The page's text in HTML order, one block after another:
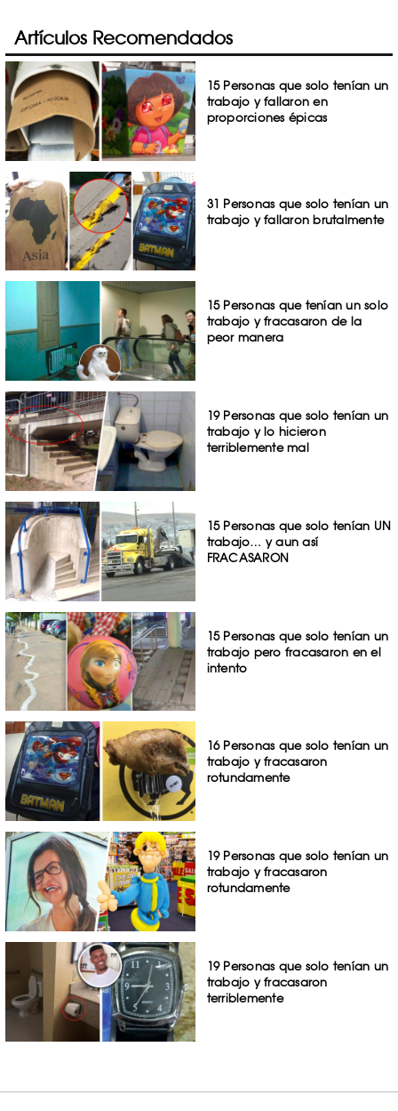
Artículos Recomendados
15 Personas que solo tenían un
trabajo y fallaron en
proporciones épicas
31 Personas que solo tenían un
trabajo y fallaron brutalmente
15 Personas que tenían un solo
trabajo y fracasaron de la
peor manera
19 Personas que solo tenían un
trabajo y lo hicieron
terriblemente mal
15 Personas que solo tenían UN
trabajo… y aun así
FRACASARON
15 Personas que solo tenían un
trabajo pero fracasaron en el
intento
16 Personas que solo tenían un
trabajo y fracasaron
rotundamente
19 Personas que solo tenían un
trabajo y fracasaron
rotundamente
19 Personas que solo tenían un
trabajo y fracasaron
terriblemente